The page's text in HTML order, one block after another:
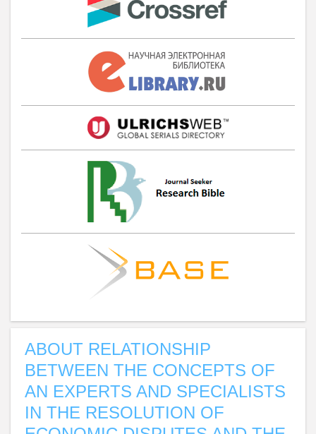
ABOUT RELATIONSHIP
BETWEEN THE CONCEPTS OF
AN EXPERTS AND SPECIALISTS
IN THE RESOLUTION OF